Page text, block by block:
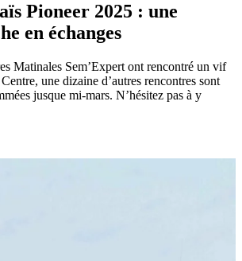
Pioneer 2025 : une
en échanges
Matinales Sem’Expert ont rencontré un vif
une dizaine d’autres rencontres sont
jusque mi-mars. N’hésitez pas à y